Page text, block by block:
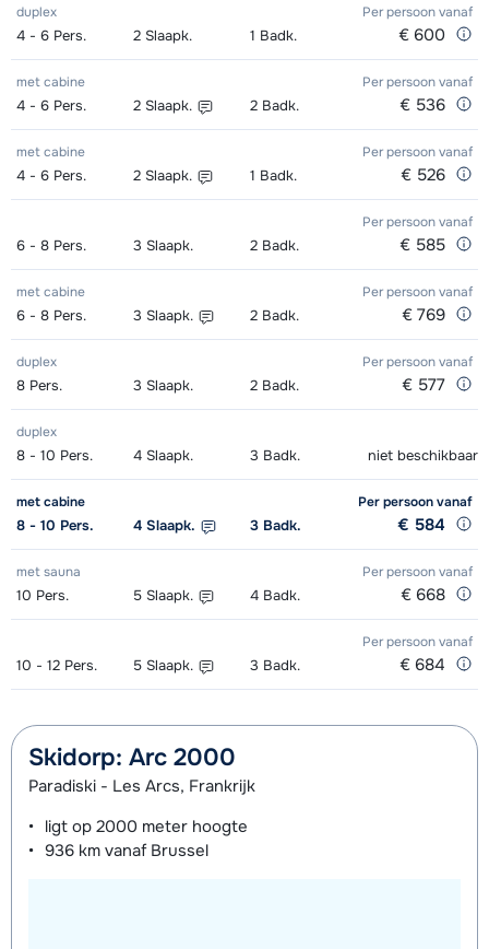
Zilver (Evolution) Schoenen (6/7
dagen)
afhankelijk
van week
Excellent (Excellence) Ski's +
afhankelijk
Excellent (Excellence) Ski's +
Stokken (8 dagen)
afhankelijk
van week
Excellent (Excellence) Schoenen (8
afhankelijk
Goud (Sensation) Ski's + Schoenen
+ Stokken (8 dagen)
afhankelijk
van week
Goud (Sensation) Ski's + Stokken (8
dagen)
afhankelijk
Goud (Sensation) Schoenen (8
dagen)
afhankelijk
van week
Zilver (Evolution) Ski's + Schoenen +
Stokken (8 dagen)
van week
dagen)
afhankelijk
van week
Zilver (Evolution) Schoenen (8
dagen)
afhankelijk
Mini Kid Ski's + Stokken (6/7 dagen)
afhankelijk
Mini Kid Schoenen (6/7 dagen)
afhankelijk
van week
Kampioen (Champion) Ski's +
Schoenen + Stokken (8 dagen)
afhankelijk
van week
Kampioen (Champion) Ski's +
Stokken (8 dagen)
afhankelijk
van week
Kampioen (Champion) Schoenen (8
dagen)
van week
Toekomst (Espoir) Ski's + Schoenen
+ Stokken (8 dagen)
afhankelijk
dagen)
van week
Toekomst (Espoir) Schoenen (8
dagen)
afhankelijk
van week
afhankelijk
Mini Kid Ski's + Stokken (8 dagen)
afhankelijk
Goud (Sensation) Snowboard +
afhankelijk
Goud (Sensation) Snowboard (8
dagen)
afhankelijk
van week
Goud (Sensation) Boots (8 dagen)
afhankelijk
Zilver (Evolution) Snowboard +
Boots (8 dagen)
afhankelijk
van week
Zilver (Evolution) Snowboard (8
dagen)
afhankelijk
van week
Zilver (Evolution) Boots (8 dagen)
afhankelijk
van week
Kampioen (Champion) Boots (8
dagen)
afhankelijk
van week
duplex Per persoonvanaf
4 - 6 Pers. 2 Slaapk. 1 Badk. € 600
met cabine Per persoonvanaf
4 - 6 Pers. 2 Slaapk. 2 Badk. € 536
met cabine Per persoonvanaf
4 - 6 Pers. 2 Slaapk. 1 Badk. € 526
Per persoonvanaf
6 - 8 Pers. 3 Slaapk. 2 Badk. € 585
met cabine Per persoonvanaf
6 - 8 Pers. 3 Slaapk. 2 Badk. € 769
duplex Per persoonvanaf
8 Pers. 3 Slaapk. 2 Badk. € 577
duplex
8 - 10 Pers. 4 Slaapk. 3 Badk. niet beschikbaar
met cabine Per persoonvanaf
8 - 10 Pers. 4 Slaapk. 3 Badk. € 584
met sauna Per persoonvanaf
10 Pers. 5 Slaapk. 4 Badk. € 668
Per persoonvanaf
10 - 12 Pers. 5 Slaapk. 3 Badk. € 684
Skidorp: Arc 2000
Paradiski - Les Arcs, Frankrijk
ligt op 2000 meter hoogte
936 km vanaf Brussel